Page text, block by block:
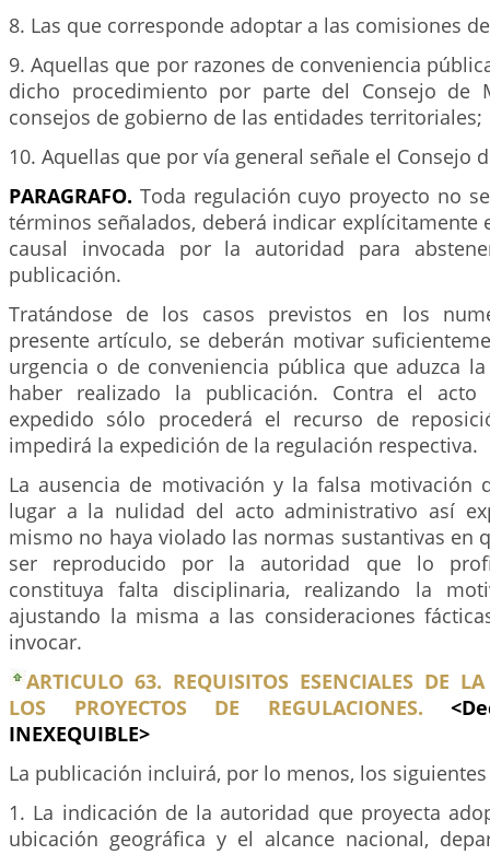
8. Las que corresponde adoptar a las comisiones
9. Aquellas que por razones de conveniencia
dicho procedimiento por parte del Consejo de
consejos de gobierno de las entidades territoriales;
10. Aquellas que por vía general señale el Consejo
PARAGRAFO. Toda regulación cuyo proyecto no
términos señalados, deberá indicar explícitamente
causal invocada por la autoridad para
publicación.
Tratándose de los casos previstos en los
presente artículo, se deberán motivar
urgencia o de conveniencia pública que aduzca
haber realizado la publicación. Contra el acto
expedido sólo procederá el recurso de
impedirá la expedición de la regulación respectiva.
La ausencia de motivación y la falsa motivación
lugar a la nulidad del acto administrativo así
mismo no haya violado las normas sustantivas en
ser reproducido por la autoridad que lo
constituya falta disciplinaria, realizando la
ajustando la misma a las consideraciones
invocar.
ARTICULO 63. REQUISITOS ESENCIALES DE
LOS PROYECTOS DE REGULACIONES.
INEXEQUIBLE>
La publicación incluirá, por lo menos, los
1. La indicación de la autoridad que proyecta
ubicación geográfica y el alcance nacional,